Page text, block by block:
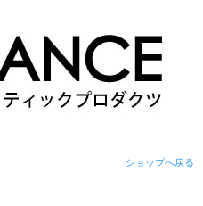
ショップへ戻る